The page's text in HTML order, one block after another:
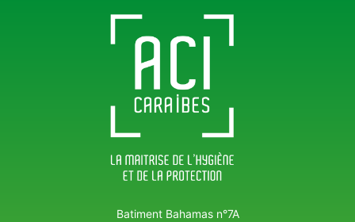
Batiment Bahamas n°7A